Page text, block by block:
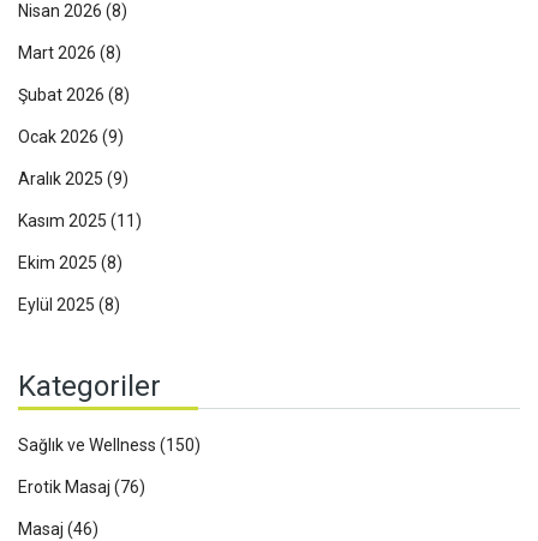
Nisan 2026 (8)
Mart 2026 (8)
Şubat 2026 (8)
Ocak 2026 (9)
Aralık 2025 (9)
Kasım 2025 (11)
Ekim 2025 (8)
Eylül 2025 (8)
Kategoriler
Sağlık ve Wellness (150)
Erotik Masaj (76)
Masaj (46)